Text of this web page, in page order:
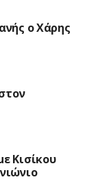
ο Χάρης
Κισίκου